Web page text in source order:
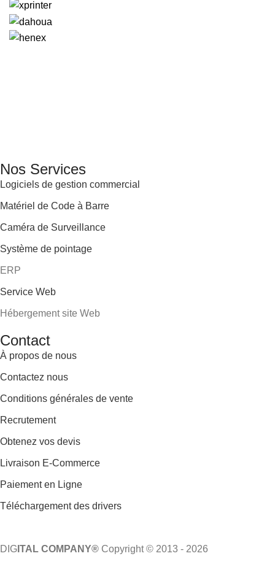
Nos Services
Logiciels de gestion commercial
Matériel de Code à Barre
Caméra de Surveillance
Système de pointage
ERP
Service Web
Hébergement site Web
Contact
À propos de nous
Contactez nous
Conditions générales de vente
Recrutement
Obtenez vos devis
Livraison E-Commerce
Paiement en Ligne
Téléchargement des drivers
DIG ITAL COMPANY® Copyright © 2013 - 2026